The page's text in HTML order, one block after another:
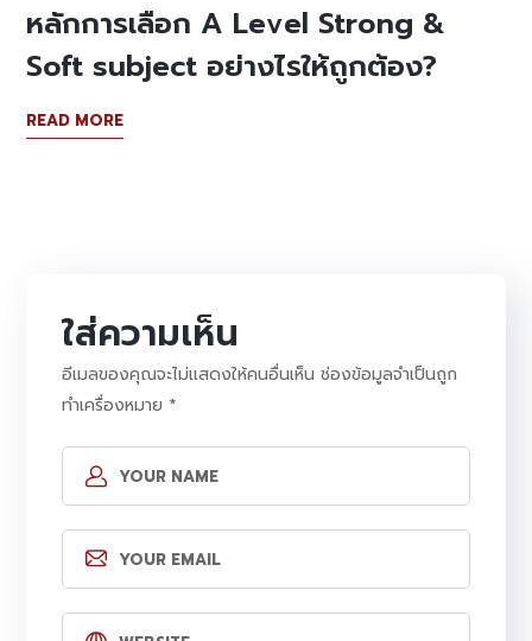
หลักการเลือก A Level Strong &
Soft subject อย่างไรให้ถูกต้อง?
READ MORE
ใส่ความเห็น
อีเมลของคุณจะไม่แสดงให้คนอื่นเห็น ช่องข้อมูลจำเป็นถูก
ทำเครื่องหมาย *